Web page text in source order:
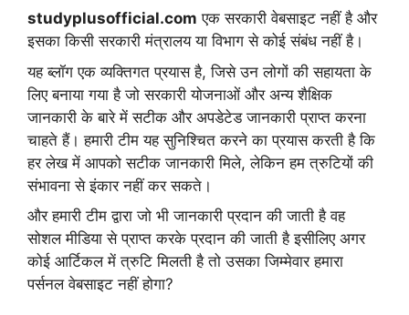
studyplusofficial.com एक सरकारी वेबसाइट नहीं है और
इसका किसी सरकारी मंत्रालय या विभाग से कोई संबंध नहीं है।
यह ब्लॉग एक व्यक्तिगत प्रयास है, जिसे उन लोगों की सहायता के
लिए बनाया गया है जो सरकारी योजनाओं और अन्य शैक्षिक
जानकारी के बारे में सटीक और अपडेटेड जानकारी प्राप्त करना
चाहते हैं। हमारी टीम यह सुनिश्चित करने का प्रयास करती है कि
हर लेख में आपको सटीक जानकारी मिले, लेकिन हम त्रुटियों की
संभावना से इंकार नहीं कर सकते।
और हमारी टीम द्वारा जो भी जानकारी प्रदान की जाती है वह
सोशल मीडिया से प्राप्त करके प्रदान की जाती है इसीलिए अगर
कोई आर्टिकल में त्रुटि मिलती है तो उसका जिम्मेवार हमारा
पर्सनल वेबसाइट नहीं होगा?